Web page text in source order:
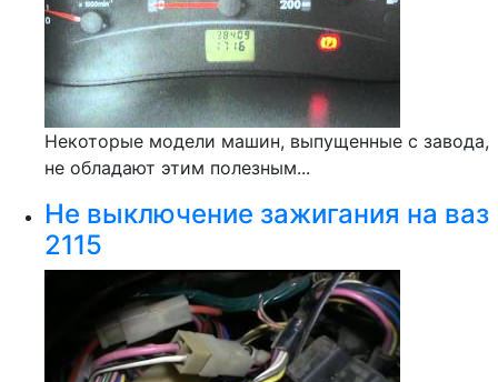
Некоторые модели машин, выпущенные с завода,
не обладают этим полезным...
Не выключение зажигания на ваз
2115